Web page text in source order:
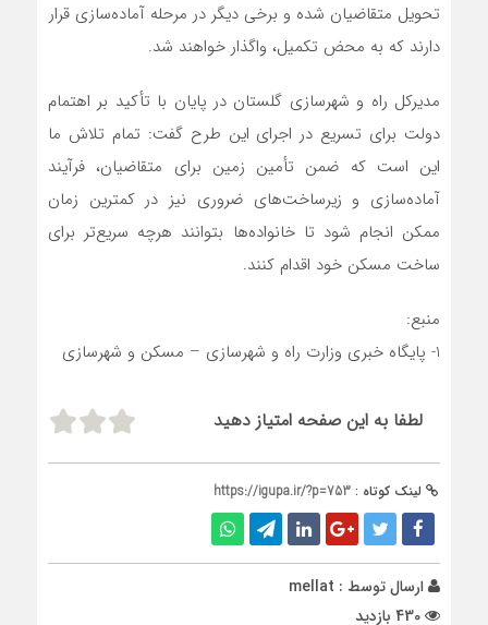
تحویل متقاضیان شده و برخی دیگر در مرحله آماده‌سازی قرار
دارند که به محض تکمیل، واگذار خواهند شد.
مدیرکل راه و شهرسازی گلستان در پایان با تأکید بر اهتمام
دولت برای تسریع در اجرای این طرح گفت: تمام تلاش ما
این است که ضمن تأمین زمین برای متقاضیان، فرآیند
آماده‌سازی و زیرساخت‌های ضروری نیز در کمترین زمان
ممکن انجام شود تا خانواده‌ها بتوانند هرچه سریع‌تر برای
ساخت مسکن خود اقدام کنند.
منبع:
1- پایگاه خبری وزارت راه و شهرسازی – مسکن و شهرسازی
لطفا به این صفحه امتیاز دهید
لینک کوتاه : https://igupa.ir/?p=753
ارسال توسط : mellat